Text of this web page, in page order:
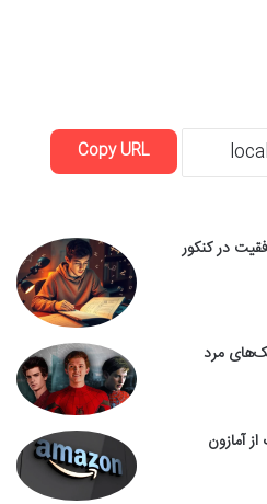
Copy URL
در کنکور
مرد
آمازون